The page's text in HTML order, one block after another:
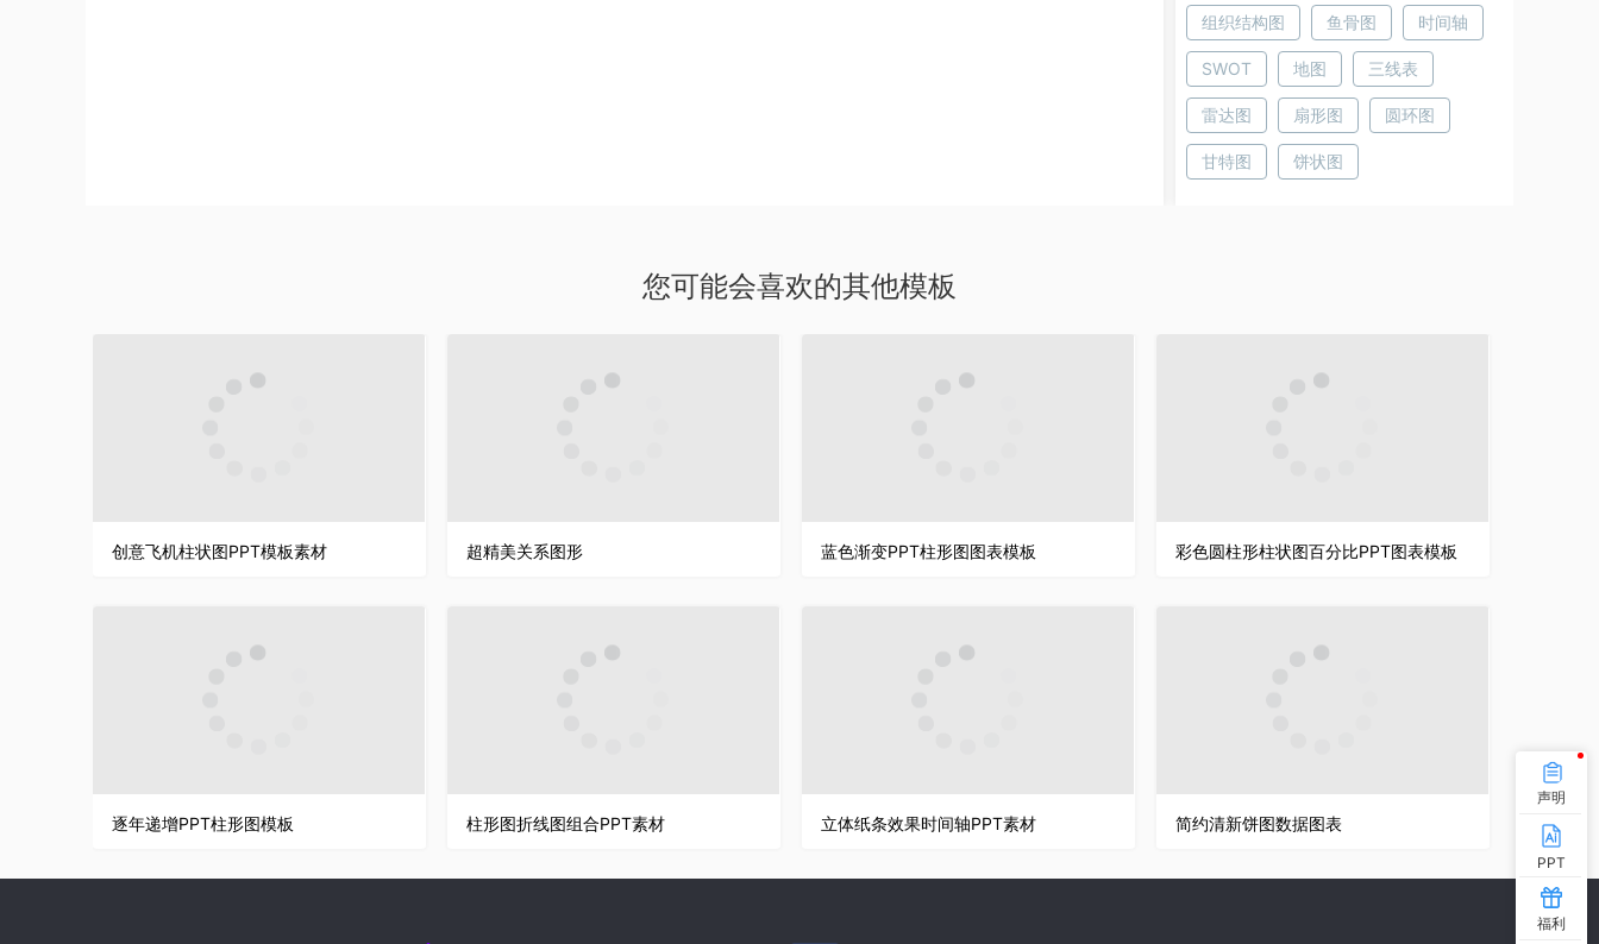
组织结构图 鱼骨图 时间轴
SWOT 地图 三线表
雷达图 扇形图 圆环图
甘特图 饼状图
您可能会喜欢的其他模板
创意飞机柱状图PPT模板素材 超精美关系图形 蓝色渐变PPT柱形图图表模板 彩色圆柱形柱状图百分比PPT图表模板
逐年递增PPT柱形图模板 柱形图折线图组合PPT素材 立体纸条效果时间轴PPT素材 简约清新饼图数据图表
声明
PPT
福利